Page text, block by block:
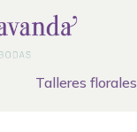
Talleres florales